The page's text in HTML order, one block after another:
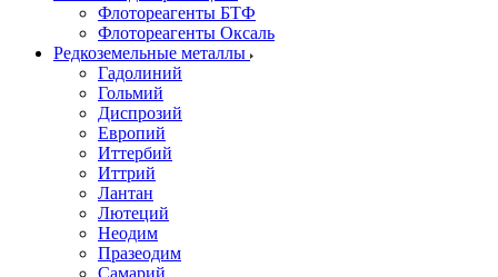
Флотореагенты БТФ
Флотореагенты Оксаль
Редкоземельные металлы
Гадолиний
Гольмий
Диспрозий
Европий
Иттербий
Иттрий
Лантан
Лютеций
Неодим
Празеодим
Самарий